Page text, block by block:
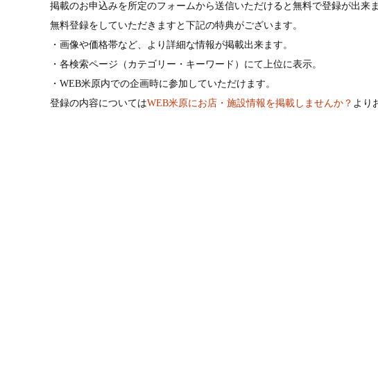
掲載のお申込みを所定のフォームから送信いただけると無料で登録が出来ま
無料登録をしていただきますと下記の特典がございます。
・画像や価格帯など、より詳細な情報が掲載出来ます。
・各検索ページ（カテゴリー・キーワード）にて上位に表示。
・WEB米原内での企画時に参加していただけます。
登録の内容についてはWEB米原にお店・施設情報を掲載しませんか？ より